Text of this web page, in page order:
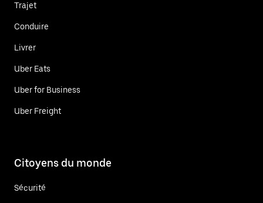
Trajet
Conduire
Livrer
Uber Eats
Uber for Business
Uber Freight
Citoyens du monde
Sécurité